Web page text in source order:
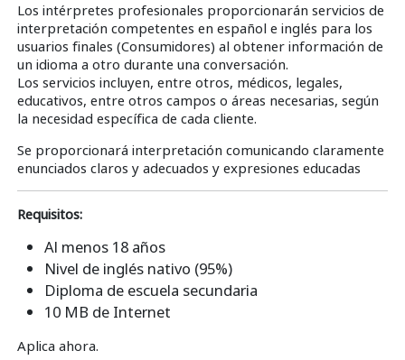
Los intérpretes profesionales proporcionarán servicios de
interpretación competentes en español e inglés para los
usuarios finales (Consumidores) al obtener información de
un idioma a otro durante una conversación.
Los servicios incluyen, entre otros, médicos, legales,
educativos, entre otros campos o áreas necesarias, según
la necesidad específica de cada cliente.
Se proporcionará interpretación comunicando claramente
enunciados claros y adecuados y expresiones educadas
Requisitos:
Al menos 18 años
Nivel de inglés nativo (95%)
Diploma de escuela secundaria
10 MB de Internet
Aplica ahora.